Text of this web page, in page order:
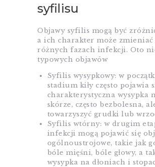
syfilisu
Objawy syfilis mogą być
a ich charakter może zmieniać
różnych fazach infekcji. Oto
typowych objawów
Syfilis wysypkowy: w
stadium kiły często pojawia
charakterystyczna wysypka
skórze, często bezbolesna,
towarzyszyć grudki lub
Syfilis wtórny: w drugim
infekcji mogą pojawić się
ogólnoustrojowe, takie jak
bóle mięśni, bóle głowy, a
wysypka na dłoniach i